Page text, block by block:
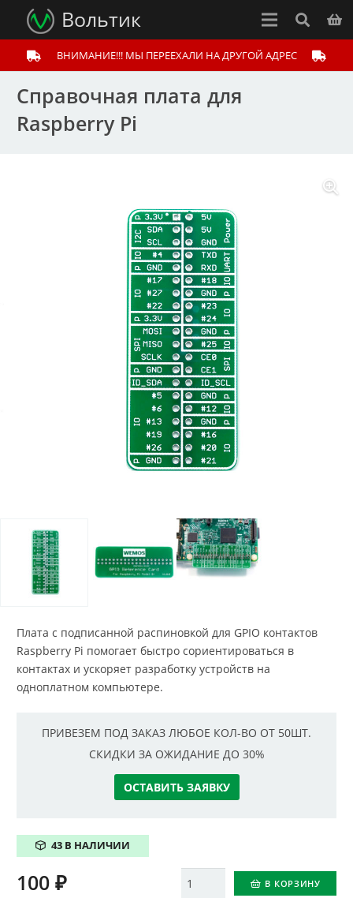
Вольтик
ВНИМАНИЕ!!! МЫ ПЕРЕЕХАЛИ НА ДРУГОЙ АДРЕС
Справочная плата для
Raspberry Pi
Плата с подписанной распиновкой для GPIO контактов
Raspberry Pi помогает быстро сориентироваться в
контактах и ускоряет разработку устройств на
одноплатном компьютере.
ПРИВЕЗЕМ ПОД ЗАКАЗ ЛЮБОЕ КОЛ-ВО ОТ 50ШТ.
СКИДКИ ЗА ОЖИДАНИЕ ДО 30%
ОСТАВИТЬ ЗАЯВКУ
43 В НАЛИЧИИ
Количество В КОРЗИНУ
100 ₽